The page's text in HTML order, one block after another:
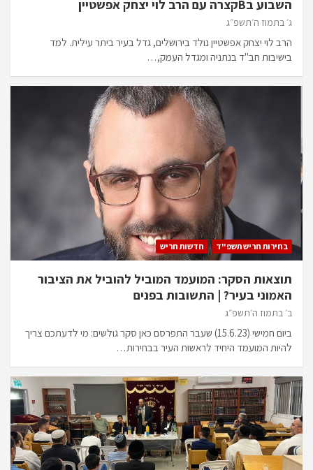
השבוע בBקצרה עם הרב לוי יצחק אפשטיין
ג׳ בתמוז ה׳תשפ״ג
הרב לוי יצחק אפשטיין נולד בירושלים, גדל בעיר ביתר עילית. למד
בישיבות חב"ד בנתניה ומגדל העמק,…
בחירות חריש תשפ"ד חדשות חריש
תוצאות הסקר: המועמד המוביל להוביל את הציבור
האמוני בעיר? | התשובות בפנים
ב׳ בתמוז ה׳תשפ״ג
ביום חמישי (15.6.23) שעבר התפרסם כאן סקר גולשים: מי לדעתכם צריך
להיות המועמד היחיד לראשות העיר בבחירות…